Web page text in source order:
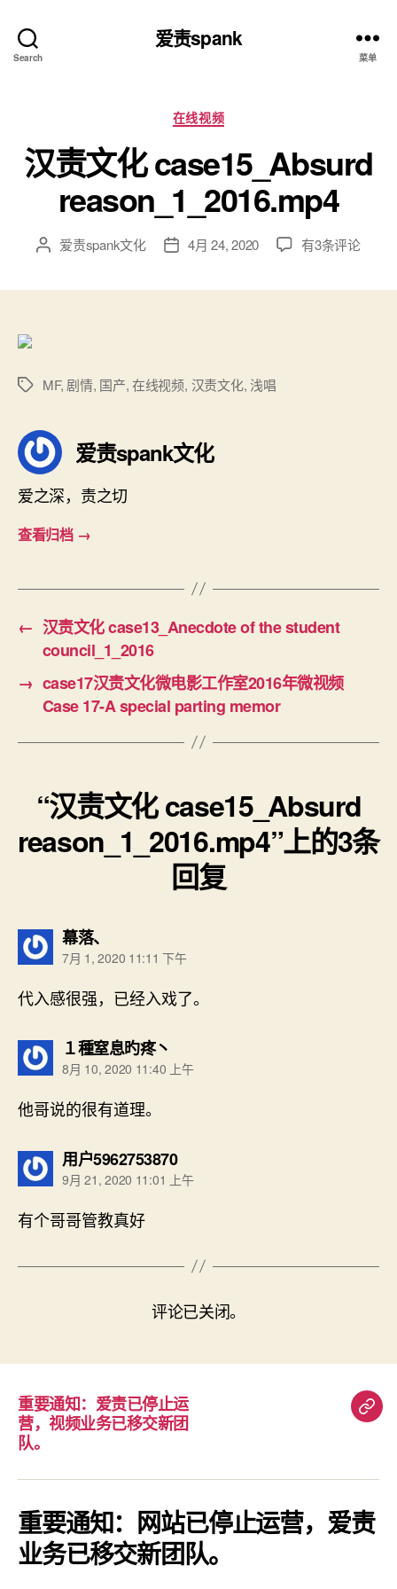
Search
爱责spank
菜单
分
类
在线视频
汉责文化 case15_Absurd
reason_1_2016.mp4
文 爱责spank文化
发 4月 24, 2020
汉
有3条评论
标
MF, 剧情, 国产,在线视频, 汉责文化,浅唱
爱责spank文化
爱之深，责之切
查看归档 →
← 汉责文化 case13_Anecdote of the student
council_1_2016
→ case17汉责文化微电影工作室2016年微视频
Case 17-A special parting memor
“汉责文化 case15_Absurd
reason_1_2016.mp4”上的3条
回复
幕落、
7月 1, 2020 11:11 下午
代入感很强，已经入戏了。
１種窒息旳疼丶
8月 10, 2020 11:40 上午
他哥说的很有道理。
用户5962753870说：
9月 21, 2020 11:01 上午
有个哥哥管教真好
评论已关闭。
重要通知：爱责已停止运
营，视频业务已移交新团
队。
重
知：
爱
责
重要通知：网站已停止运营，爱责
业务已移交新团队。